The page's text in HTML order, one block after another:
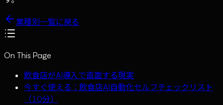
業種別一覧に戻る
On This Page
飲食店がAI導入で直面する現実
今すぐ使える：飲食店AI自動化セルフチェックリスト
（10分）